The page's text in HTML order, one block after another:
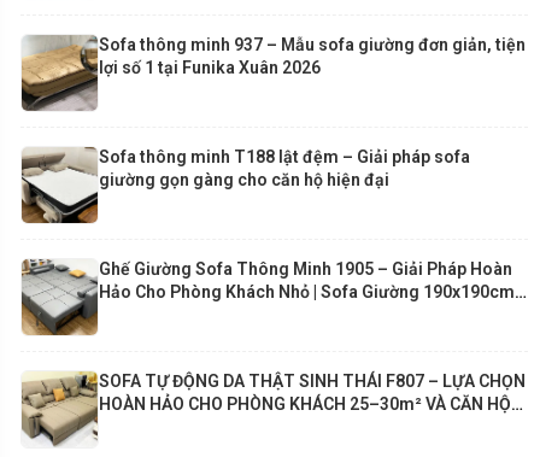
Sofa thông minh 937 – Mẫu sofa giường đơn giản, tiện
lợi số 1 tại Funika Xuân 2026
Sofa thông minh T188 lật đệm – Giải pháp sofa
giường gọn gàng cho căn hộ hiện đại
Ghế Giường Sofa Thông Minh 1905 – Giải Pháp Hoàn
Hảo Cho Phòng Khách Nhỏ | Sofa Giường 190x190cm
SOFA TỰ ĐỘNG DA THẬT SINH THÁI F807 – LỰA CHỌN
HOÀN HẢO CHO PHÒNG KHÁCH 25–30m² VÀ CĂN HỘ